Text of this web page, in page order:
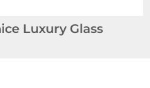
Luxury Glass